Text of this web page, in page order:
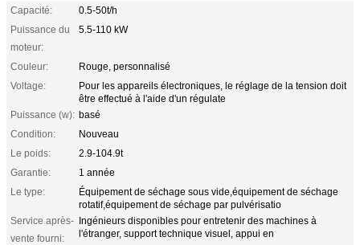
Capacité:
0.5-50t/h
Puissance du
moteur:
5.5-110 kW
Couleur:
Rouge, personnalisé
Voltage:
Pour les appareils électroniques, le réglage de la tension doit
être effectué à l'aide d'un régulate
Puissance (w): basé
Condition:
Nouveau
Le poids:
2.9-104.9t
Garantie:
1 année
Le type:
Équipement de séchage sous vide,équipement de séchage
rotatif,équipement de séchage par pulvérisatio
Service après-
vente fourni:
Ingénieurs disponibles pour entretenir des machines à
l'étranger, support technique visuel, appui en